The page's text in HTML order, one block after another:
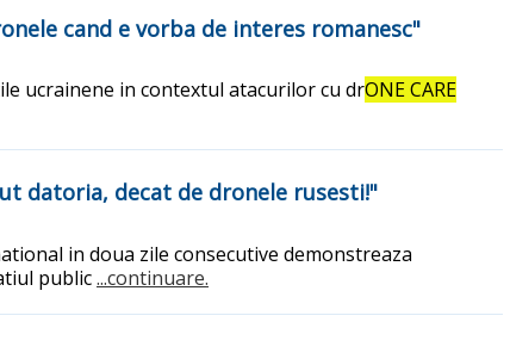
cand e vorba de interes romanesc"
ucrainene in contextul atacurilor cu drONE CARE
datoria, decat de dronele rusesti!"
in doua zile consecutive demonstreaza
public...continuare.